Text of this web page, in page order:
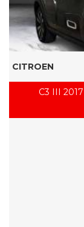
CITROEN
C3 III